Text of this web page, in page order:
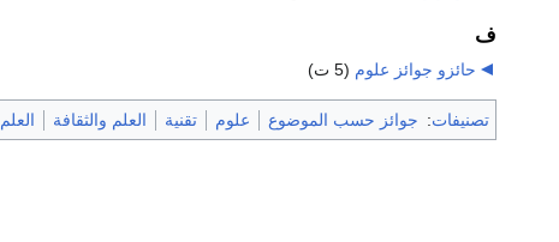
ف
حائزو جوائز علوم (5 ت)
تصنيفات: جوائز حسب الموضوع علوم تقنية العلم والثقافة